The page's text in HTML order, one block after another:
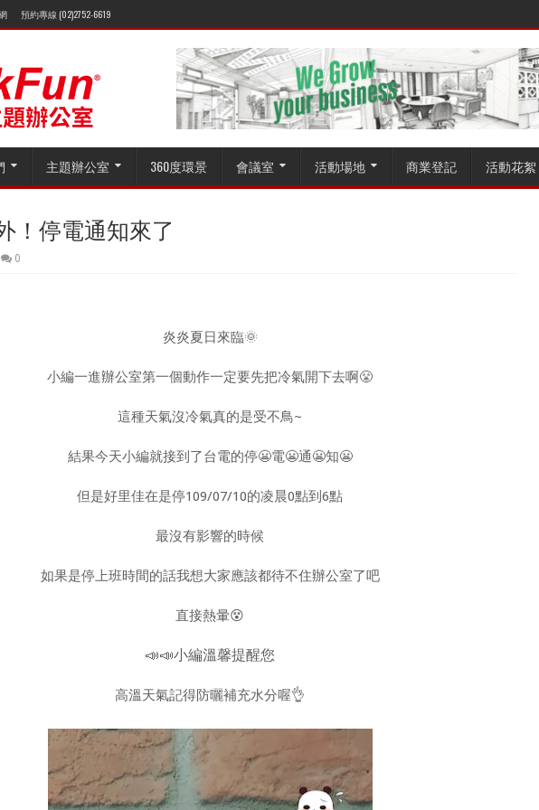
預約專線 (02)2752-6619
主題辦公室 360度環景 會議室 活動場地 商業登記 活動花絮
！停電通知來了
0
炎炎夏日來臨🌞
小編一進辦公室第一個動作一定要先把冷氣開下去啊😤
這種天氣沒冷氣真的是受不鳥~
結果今天小編就接到了台電的停😬電😬通😬知😬
但是好里佳在是停109/07/10的凌晨0點到6點
最沒有影響的時候
如果是停上班時間的話我想大家應該都待不住辦公室了吧
直接熱暈😵
📣📣小編溫馨提醒您
高溫天氣記得防曬補充水分喔👌